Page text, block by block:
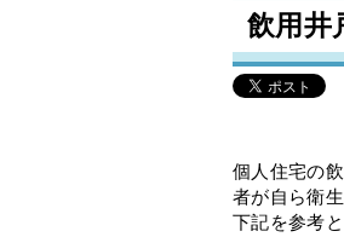
飲用井
個人住宅の
者が自ら衛
下記を参考